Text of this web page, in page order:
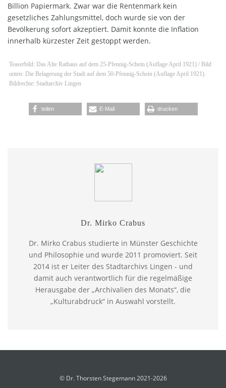
Billion Papiermark. Zwar war die Rentenmark kein
gesetzliches Zahlungsmittel, doch wurde sie von der
Bevölkerung sofort akzeptiert. Damit konnte die Inflation
innerhalb kürzester Zeit gestoppt werden.
Teaserbild: Das Alte Rathaus auf dem 25-Pfennig-Schein (Auflage April 1921) / Bild
unten: Die Belagerung der Stadt auf dem 50-Pfennig-Schein (Auflage April 1921).
Bildrechte: Stadtarchiv Lingen
teilen E-Mail drucken
Dr. Mirko Crabus
Dr. Mirko Crabus studierte in Münster Geschichte
und Philosophie und wurde 2011 promoviert. Seit
2014 ist er Leiter des Stadtarchivs Lingen - und
damit auch verantwortlich für die regelmäßige
Herausgabe der „Archivalien des Monats“, die
„Kulturabdruck“ in Auswahl vorstellt.
© Dr. Thorsten Stegemann 2021-2026